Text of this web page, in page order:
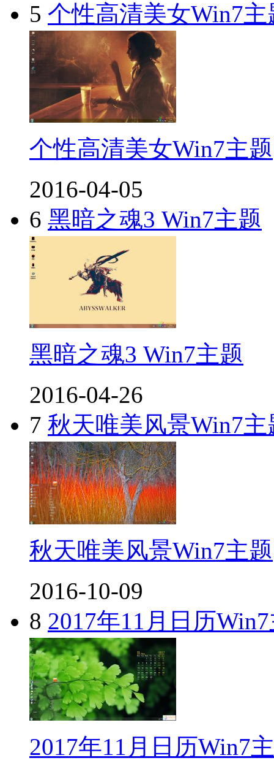
5 个性高清美女Win7主
个性高清美女Win7主题
2016-04-05
6 黑暗之魂3 Win7主题
黑暗之魂3 Win7主题
2016-04-26
7 秋天唯美风景Win7主
秋天唯美风景Win7主题
2016-10-09
8 2017年11月日历
2017年11月日历Win7